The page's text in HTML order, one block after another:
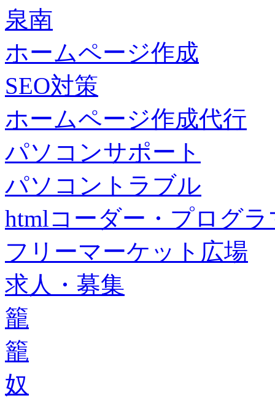
泉南
ホームページ作成
SEO対策
ホームページ作成代行
パソコンサポート
パソコントラブル
htmlコーダー・プログラ
フリーマーケット広場
求人・募集
籠
籠
奴